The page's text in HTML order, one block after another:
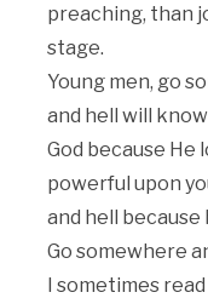
preaching, than
stage.
Young men, go
and hell will
God because He
powerful upon
and hell because
Go somewhere
I sometimes